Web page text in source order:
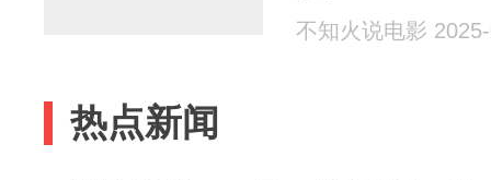
不知火说电影
热点新闻